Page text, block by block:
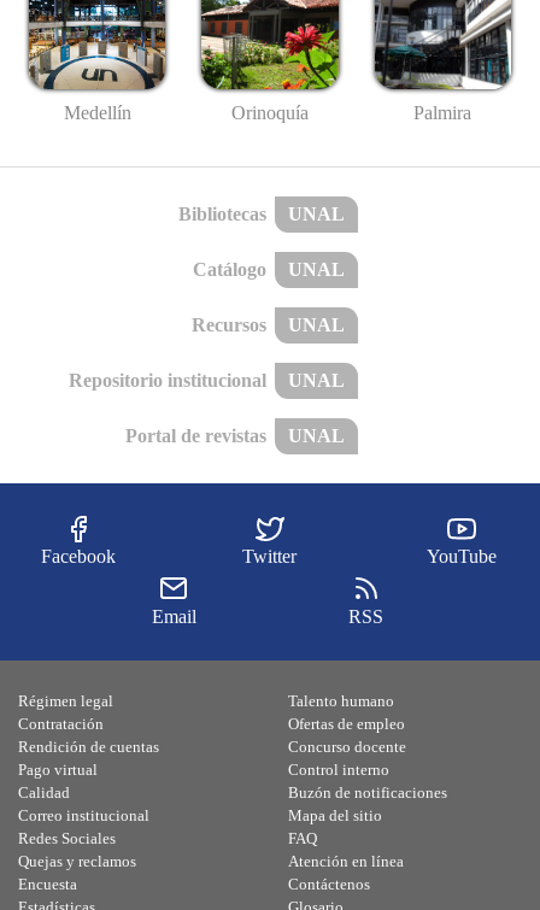
Medellín Orinoquía Palmira
Bibliotecas UNAL
Catálogo UNAL
Recursos UNAL
Repositorio institucional UNAL
Portal de revistas UNAL
Facebook Twitter YouTube
Email RSS
Régimen legal
Contratación
Rendición de cuentas
Pago virtual
Calidad
Talento humano
Ofertas de empleo
Concurso docente
Control interno
Buzón de notificaciones
Correo institucional
Redes Sociales
Quejas y reclamos
Encuesta
Mapa del sitio
FAQ
Atención en línea
Contáctenos